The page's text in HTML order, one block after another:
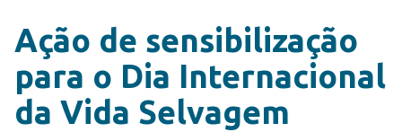
Ação de sensibilização
para o Dia Internacional
da Vida Selvagem